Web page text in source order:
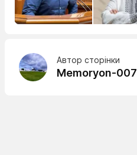
Автор сторінки
Memoryon-007